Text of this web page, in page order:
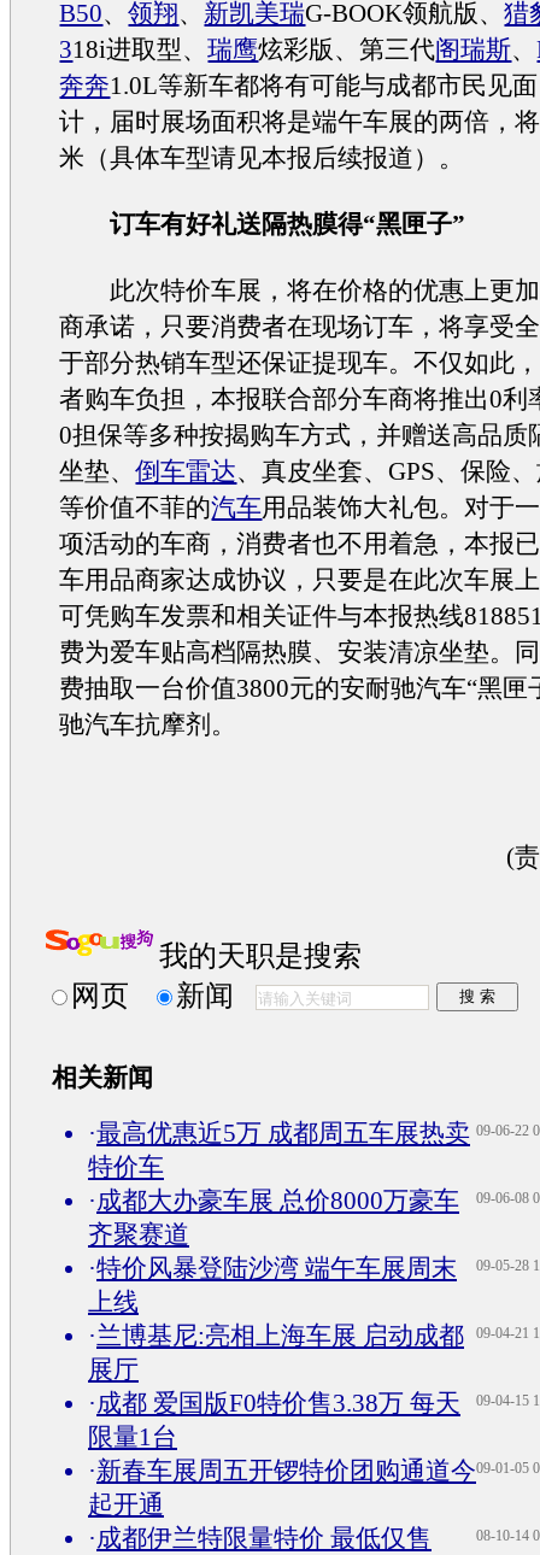
B50、领翔、 新凯美瑞G-BOOK领航版、猎
318i进取型、瑞鹰炫彩版、第三代阁瑞斯、
奔奔1.0L等新车都将有可能与成都市民见
计，届时展场面积将是端午车展的两倍，
米（具体车型请见本报后续报道）。
订车有好礼送隔热膜得“黑匣子”
此次特价车展，将在价格的优惠上更加
商承诺，只要消费者在现场订车，将享受
于部分热销车型还保证提现车。不仅如此
者购车负担，本报联合部分车商将推出0利
0担保等多种按揭购车方式，并赠送高品质
坐垫、倒车雷达、真皮坐套、GPS、保险
等价值不菲的汽车用品装饰大礼包。对于
项活动的车商，消费者也不用着急，本报
车用品商家达成协议，只要是在此次车展上
可凭购车发票和相关证件与本报热线
费为爱车贴高档隔热膜、安装清凉坐垫。
费抽取一台价值3800元的安耐驰汽车“黑匣
驰汽车抗摩剂。
(
我的天职是搜索
网页
新闻
相关新闻
09-06-22
·最高优惠近5万 成都周五车展热卖
特价车
09-06-08
·成都大办豪车展 总价8000万豪车
齐聚赛道
09-05-28
·特价风暴登陆沙湾 端午车展周末
上线
09-04-21
·兰博基尼:亮相上海车展 启动成都
展厅
09-04-15
·成都 爱国版F0特价售3.38万 每天
限量1台
09-01-05
·新春车展周五开锣特价团购通道今
起开通
08-10-14
·成都伊兰特限量特价 最低仅售